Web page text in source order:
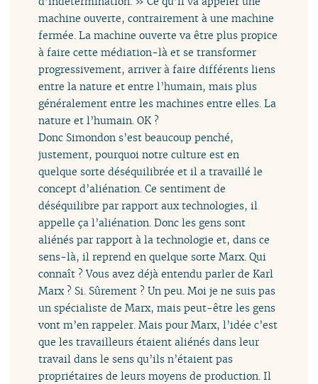
machine ouverte, contrairement à une machine
fermée. La machine ouverte va être plus propice
à faire cette médiation-là et se transformer
progressivement, arriver à faire différents liens
entre la nature et entre l’humain, mais plus
généralement entre les machines entre elles. La
nature et l’humain. OK ?
Donc Simondon s’est beaucoup penché,
justement, pourquoi notre culture est en
quelque sorte déséquilibrée et il a travaillé le
concept d’aliénation. Ce sentiment de
déséquilibre par rapport aux technologies, il
appelle ça l’aliénation. Donc les gens sont
aliénés par rapport à la technologie et, dans ce
sens-là, il reprend en quelque sorte Marx. Qui
connaît ? Vous avez déjà entendu parler de Karl
Marx ? Si. Sûrement ? Un peu. Moi je ne suis pas
un spécialiste de Marx, mais peut-être les gens
vont m’en rappeler. Mais pour Marx, l’idée c’est
que les travailleurs étaient aliénés dans leur
travail dans le sens qu’ils n’étaient pas
propriétaires de leurs moyens de production. Il